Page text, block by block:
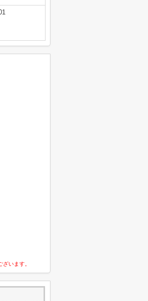
います。